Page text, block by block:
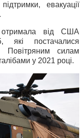
евакуації
від США
які постачалися
Повітряним силам
у 2021 році.